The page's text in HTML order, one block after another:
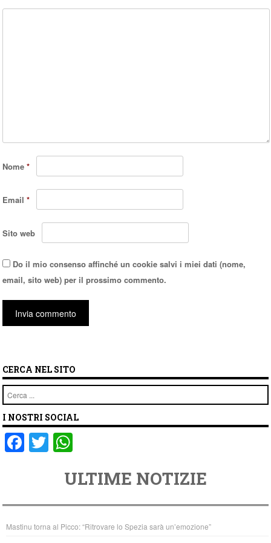
Nome*
Email*
Sito web
Do il mio consenso affinché un cookie salvi i miei dati (nome,
email, sito web) per il prossimo commento.
CERCA NEL SITO
Cerca
I NOSTRI SOCIAL
F
e
b
T
er
at
s
A
ULTIME NOTIZIE
Mastinu torna al Picco: “Ritrovare lo Spezia sarà un’emozione”